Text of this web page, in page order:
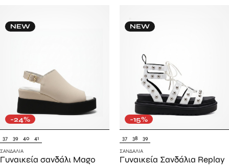
NEW
-24%
37 39 40 41
ΣΑΝΔΆΛΙΑ
Γυναικεία σανδάλι Mago
NEW
-15%
37 38 39
ΣΑΝΔΆΛΙΑ
Γυναικεία Σανδάλια Replay